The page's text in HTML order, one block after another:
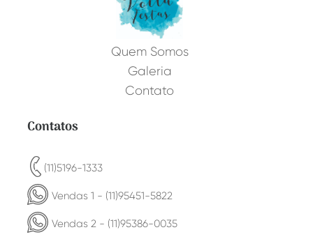
Quem Somos
Galeria
Contato
Contatos
(11)5196-1333
Vendas 1 - (11)95451-5822
Vendas 2 - (11)95386-0035